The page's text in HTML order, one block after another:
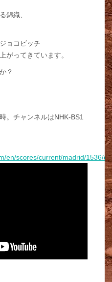
錦織、
ョコビッチ
がってきています。
？
。チャンネルはNHK-BS1
en/scores/current/madrid/1536/